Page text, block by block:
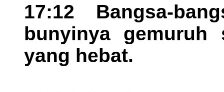
17:12 Bangsa-
bunyinya
yang hebat.